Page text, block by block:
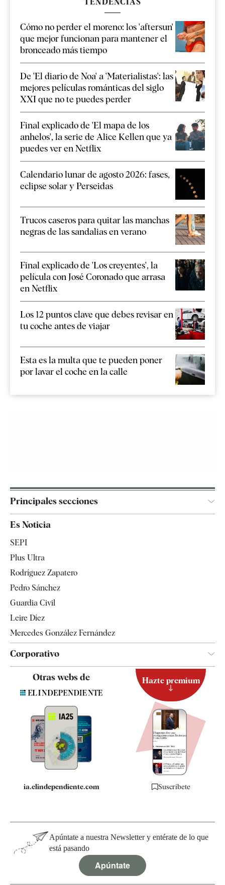
Cómo no perder el moreno: los 'aftersun'
que mejor funcionan para mantener el
bronceado más tiempo
De 'El diario de Noa' a 'Materialistas': las
mejores películas románticas del siglo
XXI que no te puedes perder
Final explicado de 'El mapa de los
anhelos', la serie de Alice Kellen que ya
puedes ver en Netflix
Calendario lunar de agosto 2026: fases,
eclipse solar y Perseidas
Trucos caseros para quitar las manchas
negras de las sandalias en verano
Final explicado de 'Los creyentes', la
película con José Coronado que arrasa
en Netflix
Los 12 puntos clave que debes revisar en
tu coche antes de viajar
Esta es la multa que te pueden poner
por lavar el coche en la calle
Principales secciones
España
Televisión
Es Noticia
SEPI
Plus Ultra
Rodríguez Zapatero
Pedro Sánchez
Guardia Civil
Leire Díez
Mercedes González Fernández
Corporativo
Contacto
Quiénes somos
Especificaciones
Otras webs de
ia.elindependiente.com
Hazte premium
Suscríbete
Apúntate a nuestra Newsletter y entérate de lo que
está pasando
Apúntate